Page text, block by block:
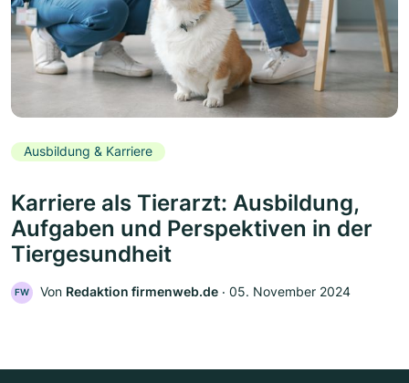
Ausbildung & Karriere
Karriere als Tierarzt: Ausbildung,
Aufgaben und Perspektiven in der
Tiergesundheit
FW Von Redaktion firmenweb.de ‧ 05. November 2024